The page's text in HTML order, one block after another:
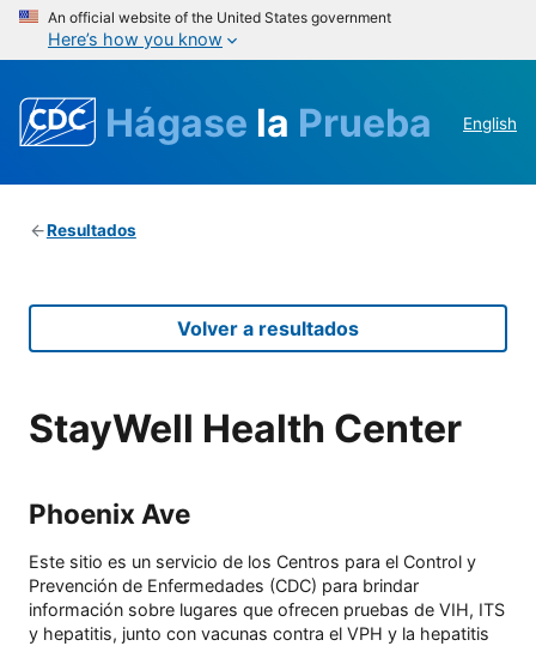
An official website of the United States government
Here’s how you know
Hágase la Prueba English
Resultados
Volver a resultados
StayWell Health Center
Phoenix Ave
Este sitio es un servicio de los Centros para el Control y
Prevención de Enfermedades (CDC) para brindar
información sobre lugares que ofrecen pruebas de VIH, ITS
y hepatitis, junto con vacunas contra el VPH y la hepatitis